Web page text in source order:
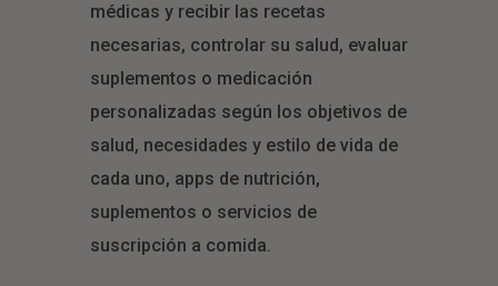
médicas y recibir las recetas
necesarias, controlar su salud, evaluar
suplementos o medicación
personalizadas según los objetivos de
salud, necesidades y estilo de vida de
cada uno, apps de nutrición,
suplementos o servicios de
suscripción a comida.